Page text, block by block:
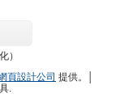
）
頁設計公司 提供。│
.